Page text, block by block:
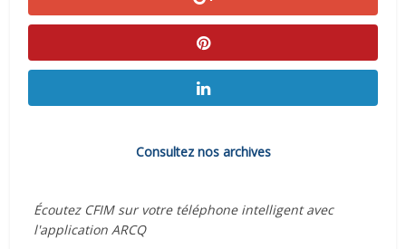
Consultez nos archives
Écoutez CFIM sur votre téléphone intelligent avec
l'application ARCQ